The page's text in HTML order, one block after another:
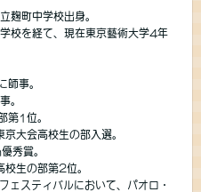
麹町中学校出身。
校を経て、現在東京藝術大学4年
師事。
。
第1位。
大会高校生の部入選。
秀賞。
生の部第2位。
スティバルにおいて、パオロ・